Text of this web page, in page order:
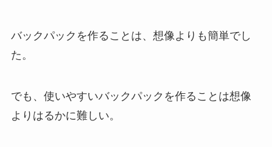
バックパックを作ることは、想像よりも簡単でし
た。
でも、 使いやすいバックパック を作ることは想像
よりはるかに難しい。